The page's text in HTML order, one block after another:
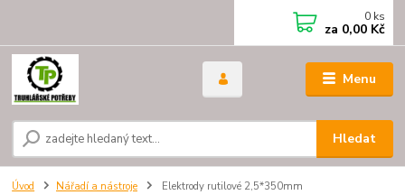
Menu
Hledat
0 ks
za 0,00 Kč
Úvod Nářadí a nástroje Elektrody rutilové 2,5*350mm